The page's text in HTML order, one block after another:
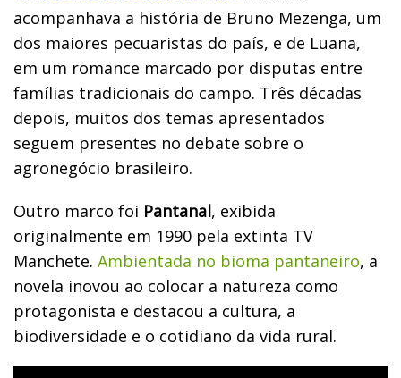
acompanhava a história de Bruno Mezenga, um
dos maiores pecuaristas do país, e de Luana,
em um romance marcado por disputas entre
famílias tradicionais do campo. Três décadas
depois, muitos dos temas apresentados
seguem presentes no debate sobre o
agronegócio brasileiro.
Outro marco foi Pantanal, exibida
originalmente em 1990 pela extinta TV
Manchete. Ambientada no bioma pantaneiro, a
novela inovou ao colocar a natureza como
protagonista e destacou a cultura, a
biodiversidade e o cotidiano da vida rural.